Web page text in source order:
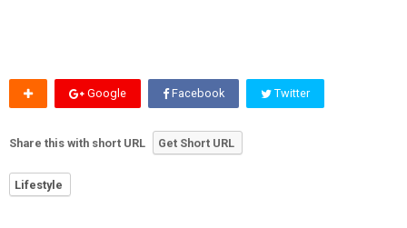
Google Facebook Twitter
Share this with short URL Get Short URL
Lifestyle